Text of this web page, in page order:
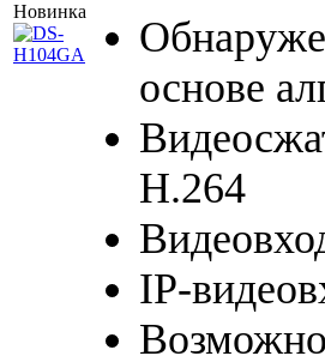
Новинка
основе
H.264
IP-